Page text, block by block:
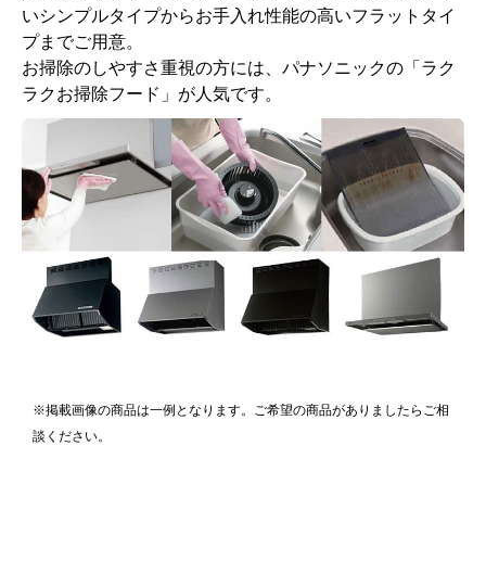
いシンプルタイプからお手入れ性能の高いフラットタイ
プまでご用意。
お掃除のしやすさ重視の方には、パナソニックの「ラク
ラクお掃除フード」が人気です。
※掲載画像の商品は一例となります。ご希望の商品がありましたらご相
談ください。